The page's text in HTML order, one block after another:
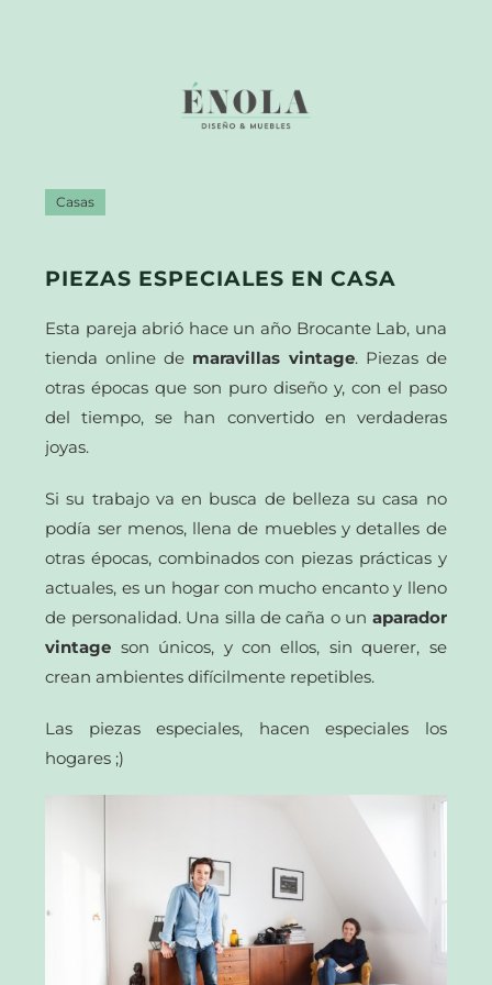
Casas
PIEZAS ESPECIALES EN CASA
Esta pareja abrió hace un año Brocante Lab, una
tienda online de maravillas vintage. Piezas de
otras épocas que son puro diseño y, con el paso
del tiempo, se han convertido en verdaderas
joyas.
Si su trabajo va en busca de belleza su casa no
podía ser menos, llena de muebles y detalles de
otras épocas, combinados con piezas prácticas y
actuales, es un hogar con mucho encanto y lleno
de personalidad. Una silla de caña o un aparador
vintage son únicos, y con ellos, sin querer, se
crean ambientes difícilmente repetibles.
Las piezas especiales, hacen especiales los
hogares ;)